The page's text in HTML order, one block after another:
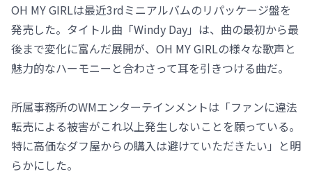
OH MY GIRLは最近3rdミニアルバムのリパッケージ盤を
発売した。タイトル曲「Windy Day」は、曲の最初から最
後まで変化に富んだ展開が、OH MY GIRLの様々な歌声と
魅力的なハーモニーと合わさって耳を引きつける曲だ。
所属事務所のWMエンターテインメントは「ファンに違法
転売による被害がこれ以上発生しないことを願っている。
特に高価なダフ屋からの購入は避けていただきたい」と明
らかにした。